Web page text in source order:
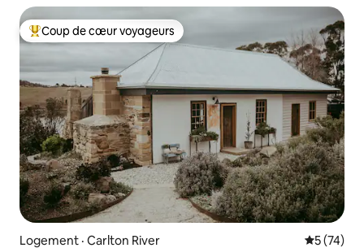
Coup de cœur voyageurs parmi les plus aimés
Coup de cœur voyageurs
Logement · Carlton River Note
5 (74)